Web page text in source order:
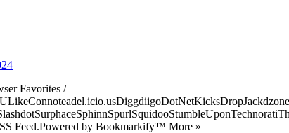
Favorites /
Feed.Powered by Bookmarkify™ More »